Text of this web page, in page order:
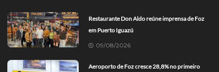
Restaurante Don Aldo reúne imprensa de Foz
em Puerto Iguazú
09/08/2026
Aeroporto de Foz cresce 28,8% no primeiro